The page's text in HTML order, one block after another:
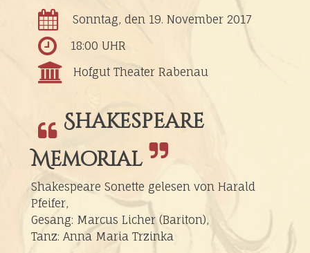
Sonntag, den 19. November 2017
18:00 UHR
Hofgut Theater Rabenau
Shakespeare
Memorial
Shakespeare Sonette gelesen von Harald
Pfeifer,
Gesang: Marcus Licher (Bariton),
Tanz: Anna Maria Trzinka